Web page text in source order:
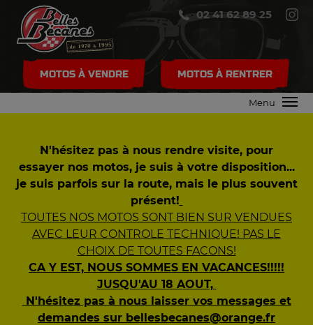
02 41 62 89 25
MOTOS À VENDRE MOTOS À RENTRER
Menu
N'hésitez pas à nous rendre visite, pour
essayer nos motos, je suis à votre disposition...
je suis parfois sur la route, mais le plus souvent
présent!
TOUTES NOS MOTOS SONT BIEN SUR VENDUES
AVEC LEUR CONTROLE TECHNIQUE! PAS LE
CHOIX DE TOUTES FACONS!
CA Y EST, NOUS SOMMES EN VACANCES!!!!!
JUSQU'AU 18 AOUT,
N'hésitez pas à nous laisser vos messages et
demandes sur bellesbecanes@orange.fr